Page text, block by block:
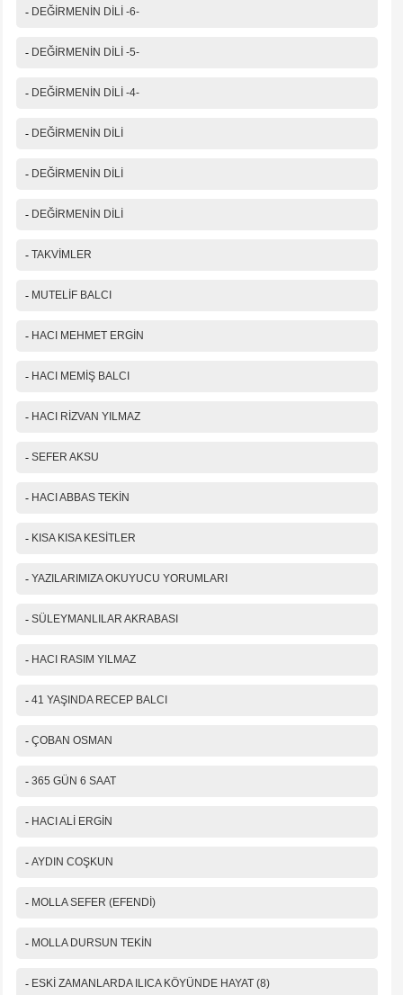
- DEĞİRMENİN DİLİ -6-
- DEĞİRMENİN DİLİ -5-
- DEĞİRMENİN DİLİ -4-
- DEĞİRMENİN DİLİ
- DEĞİRMENİN DİLİ
- DEĞİRMENİN DİLİ
- TAKVİMLER
- MUTELİF BALCI
- HACI MEHMET ERGİN
- HACI MEMİŞ BALCI
- HACI RİZVAN YILMAZ
- SEFER AKSU
- HACI ABBAS TEKİN
- KISA KISA KESİTLER
- YAZILARIMIZA OKUYUCU YORUMLARI
- SÜLEYMANLILAR AKRABASI
- HACI RASIM YILMAZ
- 41 YAŞINDA RECEP BALCI
- ÇOBAN OSMAN
- 365 GÜN 6 SAAT
- HACI ALİ ERGİN
- AYDIN COŞKUN
- MOLLA SEFER (EFENDİ)
- MOLLA DURSUN TEKİN
- ESKİ ZAMANLARDA ILICA KÖYÜNDE HAYAT (8)